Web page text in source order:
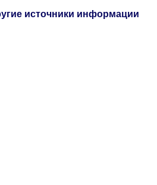
источники информации